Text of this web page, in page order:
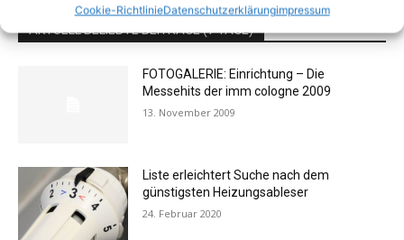
Cookie-RichtlinieDatenschutzerklärungimpressum
AKTUELL BELIEBTE BEITRÄGE (7 TAGE)
FOTOGALERIE: Einrichtung – Die
Messehits der imm cologne 2009
13. November 2009
Liste erleichtert Suche nach dem
günstigsten Heizungsableser
24. Februar 2020